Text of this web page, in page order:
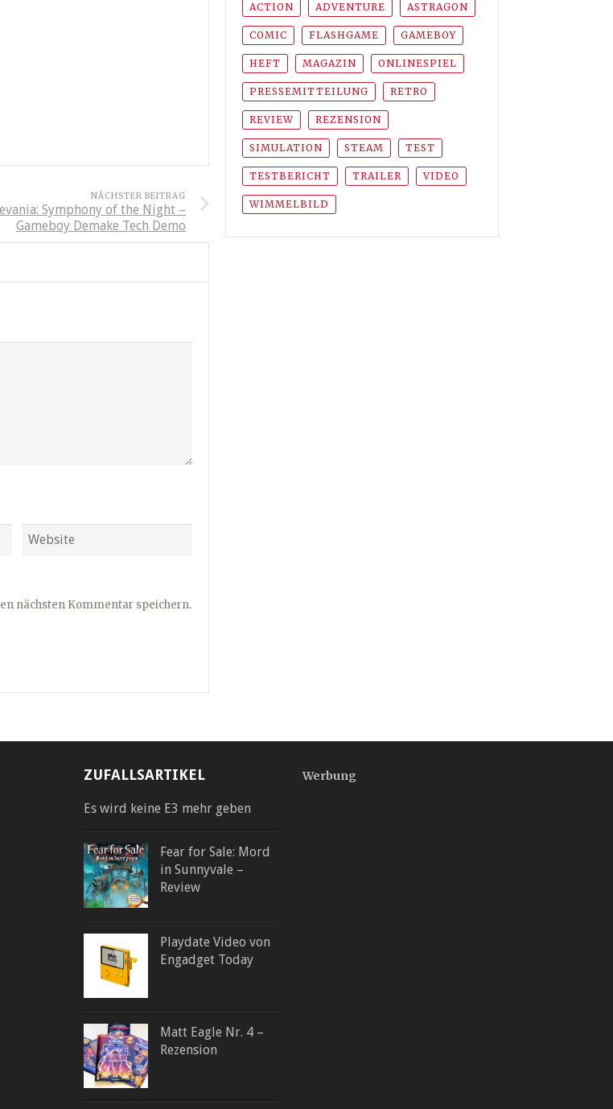
NÄCHSTER BEITRAG
Symphony of the Night –
Gameboy Demake Tech Demo
nächsten Kommentar speichern.
ACTION ADVENTURE ASTRAGON
COMIC FLASHGAME GAMEBOY
HEFT MAGAZIN ONLINESPIEL
PRESSEMITTEILUNG RETRO
REVIEW REZENSION
SIMULATION STEAM TEST
TESTBERICHT TRAILER VIDEO
WIMMELBILD
ZUFALLSARTIKEL
Es wird keine E3 mehr geben
Fear for Sale: Mord
in Sunnyvale –
Review
Playdate Video von
Engadget Today
Matt Eagle Nr. 4 –
Rezension
Werbung